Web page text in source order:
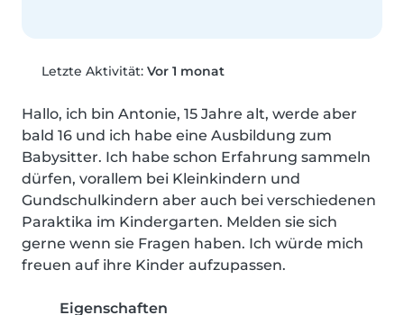
Letzte Aktivität: Vor 1 monat
Hallo, ich bin Antonie, 15 Jahre alt, werde aber
bald 16 und ich habe eine Ausbildung zum
Babysitter. Ich habe schon Erfahrung sammeln
dürfen, vorallem bei Kleinkindern und
Gundschulkindern aber auch bei verschiedenen
Paraktika im Kindergarten. Melden sie sich
gerne wenn sie Fragen haben. Ich würde mich
freuen auf ihre Kinder aufzupassen.
Eigenschaften